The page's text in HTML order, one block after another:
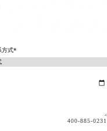
400-885-0231